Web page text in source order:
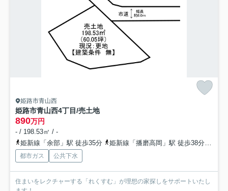
姫路市青山西
姫路市青山西4丁目/売土地
890万円
- / 198.53㎡ / -
姫新線「余部」駅 徒歩35分
姫新線「播磨高岡」駅 徒歩38分
都市ガス 公共下水
住まいをレクチャーする「れくすむ」が理想の家探しをサポートいたし